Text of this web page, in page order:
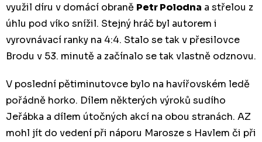
využil díru v domácí obraně Petr Polodna a střelou z
úhlu pod víko snížil. Stejný hráč byl autorem i
vyrovnávací ranky na 4:4. Stalo se tak v přesilovce
Brodu v 53. minutě a začínalo se tak vlastně odznovu.
V poslední pětiminutovce bylo na havířovském ledě
pořádně horko. Dílem některých výroků sudího
Jeřábka a dílem útočných akcí na obou stranách. AZ
mohl jít do vedení při náporu Marosze s Havlem či při